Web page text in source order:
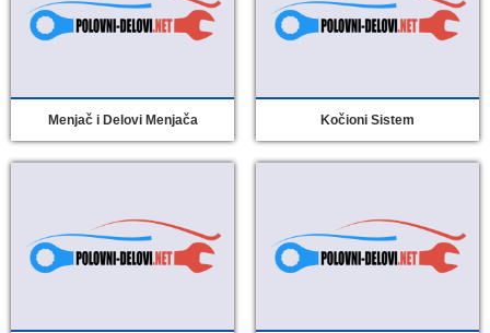
Menjač i Delovi Menjača Kočioni Sistem